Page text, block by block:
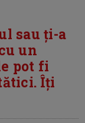
sau ți-a
un
pot fi
Îți